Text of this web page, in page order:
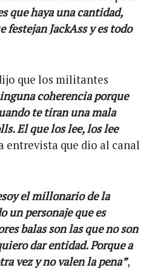
que haya una cantidad,
festejan JackAss y es todo
que los militantes
coherencia porque
te tiran una mala
El que los lee, los lee
entrevista que dio al canal
el millonario de la
un personaje que es
balas son las que no son
dar entidad. Porque a
vez y no valen la pena”,